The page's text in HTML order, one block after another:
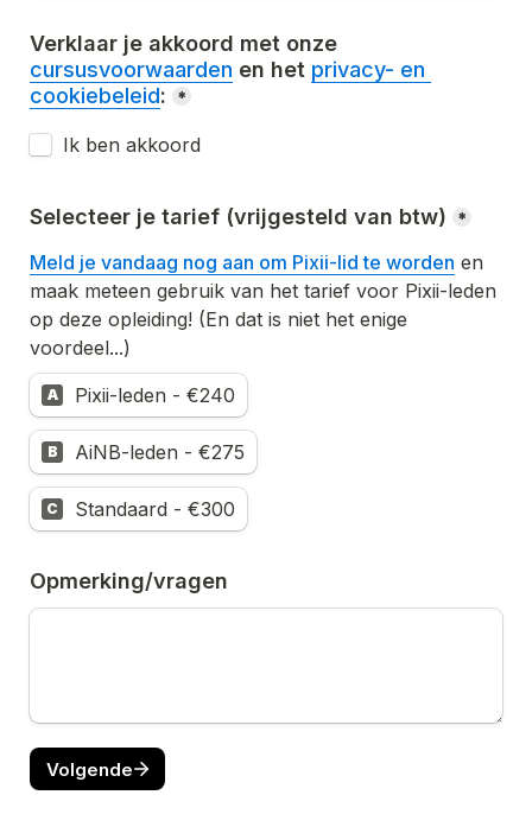
cursusvoorwaarden en het privacy- en
cookiebeleid: *
Ik ben akkoord
Selecteer je tarief (vrijgesteld van btw) *
Meld je vandaag nog aan om Pixii-lid te worden en
maak meteen gebruik van het tarief voor Pixii-leden
op deze opleiding! (En dat is niet het enige
voordeel...)
A Pixii-leden - €240
B AiNB-leden - €275
C Standaard - €300
Opmerking/vragen
Volgende